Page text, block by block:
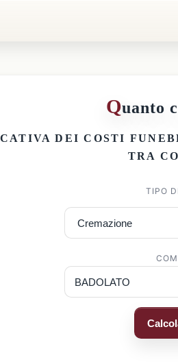
Quanto
DEICOSTI
TRA
TIPO